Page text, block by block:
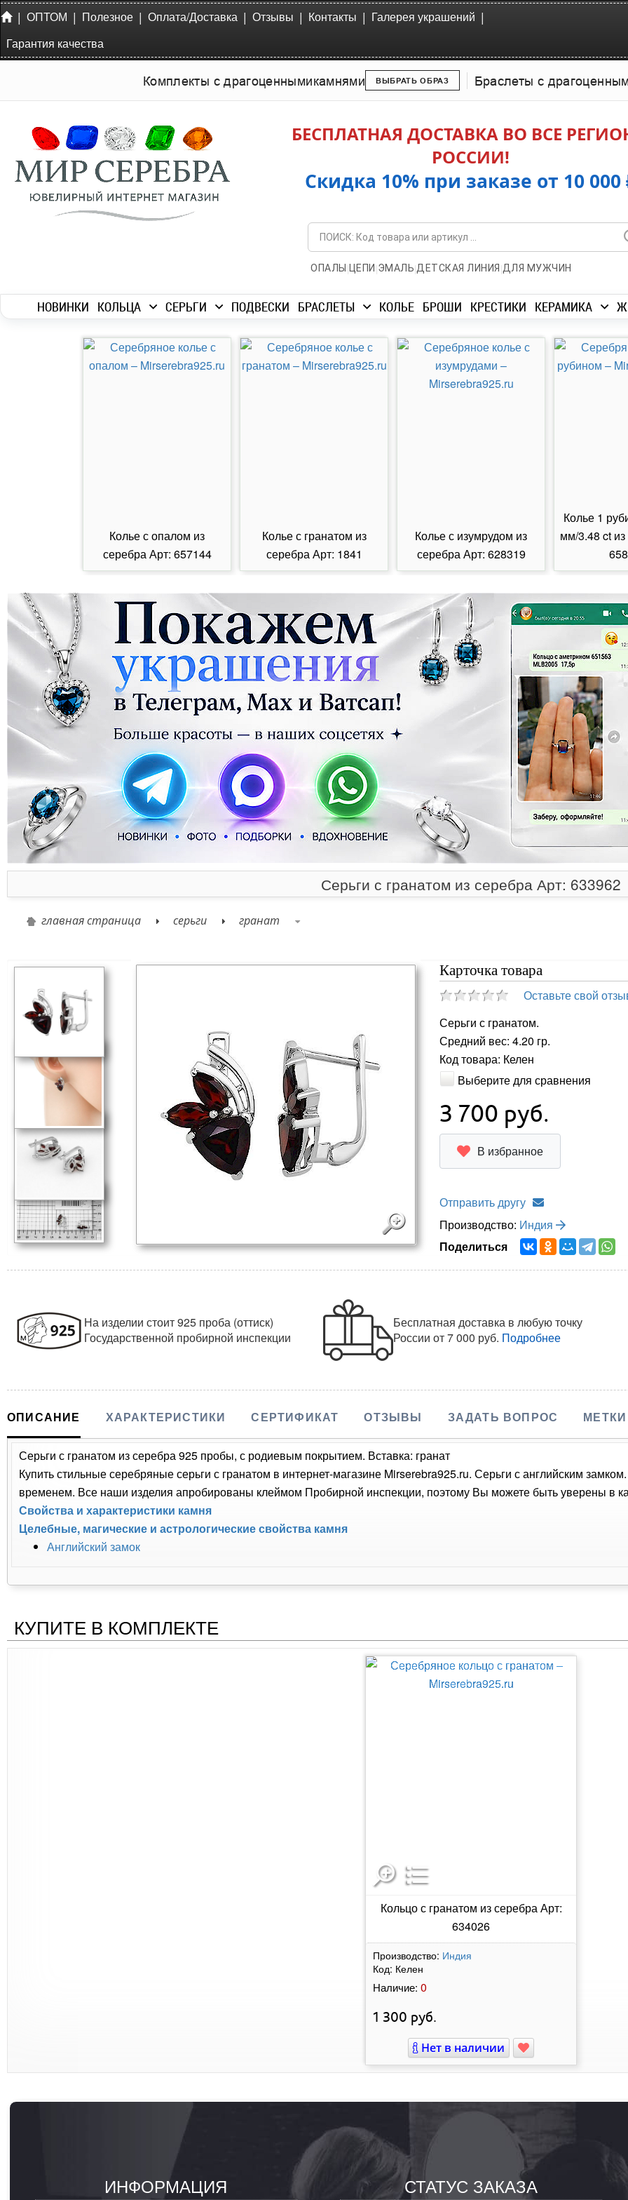
| ОПТОМ | Полезное | Оплата/Доставка | Отзывы | Контакты | Галерея украшений |
Гарантия качества
Комплекты с драгоценнымикамнями ВЫБРАТЬ ОБРАЗ Браслеты с
БЕСПЛАТНАЯ ДОСТАВКА ВО ВСЕ
РОССИИ!
Скидка 10% при заказе от 10 000
ОПАЛЫ | ЦЕПИ |ЭМАЛЬ|ДЕТСКАЯ ЛИНИЯ |ДЛЯ МУЖЧИН
НОВИНКИ КОЛЬЦА СЕРЬГИ ПОДВЕСКИ БРАСЛЕТЫ КОЛЬЕ БРОШИ КРЕСТИКИ КЕРАМИКА
Колье с опалом из
серебра Арт: 657144
Колье с гранатом из
серебра Арт: 1841
Колье с изумрудом из
серебра Арт: 628319
Колье 1
мм/3.48 ct
Серьги с гранатом из серебра Арт: 633962
главная страница серьги гранат
Карточка товара
Оставьте свой
Серьги с гранатом.
Средний вес: 4.20 гр.
Код товара: Келен
Выберите для сравнения
3 700 руб.
В избранное
Отправить другу
Производство: Индия
Поделиться
На изделии стоит 925 проба (оттиск)
Государственной пробирной инспекции
Бесплатная доставка в любую точку
Россииот 7 000 руб. Подробнее
ОПИСАНИЕ ХАРАКТЕРИСТИКИ СЕРТИФИКАТ ОТЗЫВЫ ЗАДАТЬ ВОПРОС МЕТКИ
Серьги с гранатом из серебра 925 пробы, с родиевым покрытием. Вставка: гранат
Купить стильные серебряные серьги с гранатом в интернет-магазине Mirserebra925.ru. Серьги с английским
временем. Все наши изделия апробированы клеймом Пробирной инспекции, поэтому Вы можете быть уверены в
Свойства и характеристики камня
Целебные, магические и астрологические свойства камня
Английский замок
КУПИТЕ В КОМПЛЕКТЕ
Кольцо с гранатом из серебра Арт:
634026
Производство: Индия
Код: Келен
Наличие: 0
1 300 руб.
Нет в наличии
ИНФОРМАЦИЯ СТАТУС ЗАКАЗА